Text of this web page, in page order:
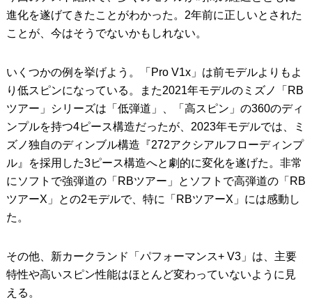
進化を遂げてきたことがわかった。2年前に正しいとされた
ことが、今はそうでないかもしれない。
いくつかの例を挙げよう。「Pro V1x」は前モデルよりもよ
り低スピンになっている。また2021年モデルのミズノ「RB
ツアー」シリーズは「低弾道」、「高スピン」の360のディ
ンプルを持つ4ピース構造だったが、2023年モデルでは、ミ
ズノ独自のディンブル構造『272アクシアルフローディンプ
ル』を採用した3ピース構造へと劇的に変化を遂げた。非常
にソフトで強弾道の「RBツアー」とソフトで高弾道の「RB
ツアーX」との2モデルで、特に「RBツアーX」には感動し
た。
その他、新カークランド「パフォーマンス+ V3」は、主要
特性や高いスピン性能はほとんど変わっていないように見
える。